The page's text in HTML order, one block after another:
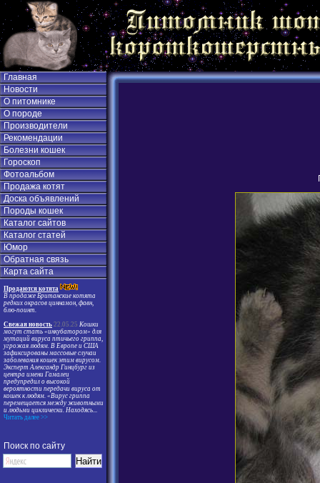
Главная
Новости
О питомнике
О породе
Производители
Рекомендации
Болезни кошек
Гороскоп
Фотоальбом
Продажа котят
Доска объявлений
Породы кошек
Каталог сайтов
Каталог статей
Юмор
Обратная связь
Карта сайта
Продаются котята
В продаже Британские котята
редких окрасов циннамон, фавн,
блю-поинт.
Свежая новость 22.05.25 Кошки
могут стать «инкубатором» для
мутаций вируса птичьего гриппа,
угрожая людям. В Европе и США
зафиксированы массовые случаи
заболевания кошек этим вирусом.
Эксперт Александр Гинцбург из
центра имени Гамалеи
предупредил о высокой
вероятности передачи вируса от
кошек к людям. «Вирус гриппа
перемещается между животными
и людьми циклически. Находясь...
Читать далее >>
Поиск по сайту